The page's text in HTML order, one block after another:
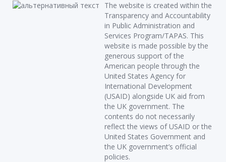
The website is created within the
Transparency and Accountability
in Public Administration and
Services Program/TAPAS. This
website is made possible by the
generous support of the
American people through the
United States Agency for
International Development
(USAID) alongside UK aid from
the UK government. The
contents do not necessarily
reflect the views of USAID or the
United States Government and
the UK government’s official
policies.